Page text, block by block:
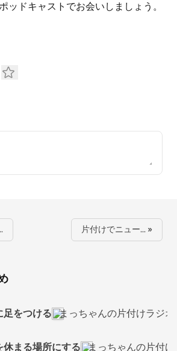
ッドキャストでお会いしましょう。
片付けでニュー… »
足をつける まっちゃんの片付けラジオ
休まる場所にする まっちゃんの片付け